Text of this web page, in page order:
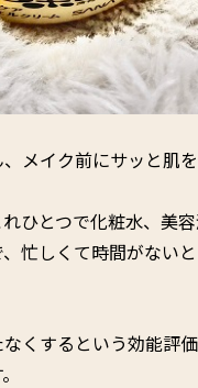
メイク前にサッと肌
ひとつで化粧水、美
忙しくて時間がない
くするという効能評